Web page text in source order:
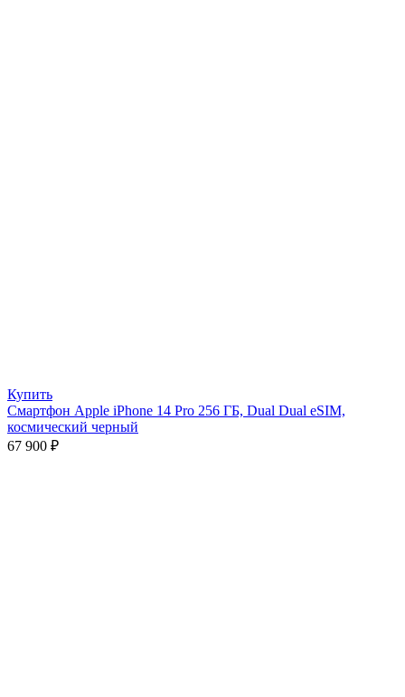
Купить
Смартфон Apple iPhone 14 Pro 256 ГБ, Dual Dual eSIM,
космический черный
67 900 ₽